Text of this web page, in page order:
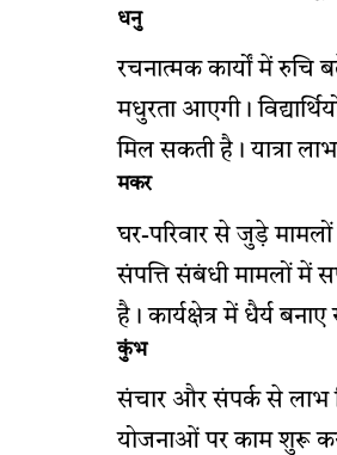
धनु
रचनात्मक कार्यों में रुचि
मधुरता आएगी।
मिल सकती है। यात्रा
मकर
घर-परिवार से जुड़े मामलों
संपत्ति संबंधी मामलों में
है। कार्यक्षेत्र में धैर्य
कुंभ
संचार और संपर्क से लाभ
योजनाओं पर काम शुरू